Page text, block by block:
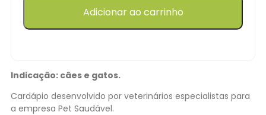
Adicionar ao carrinho
Indicação: cães e gatos.
Cardápio desenvolvido por veterinários especialistas para
a empresa Pet Saudável.